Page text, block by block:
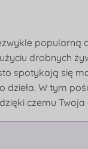
drobnych
spotykają się
W tym
czemu